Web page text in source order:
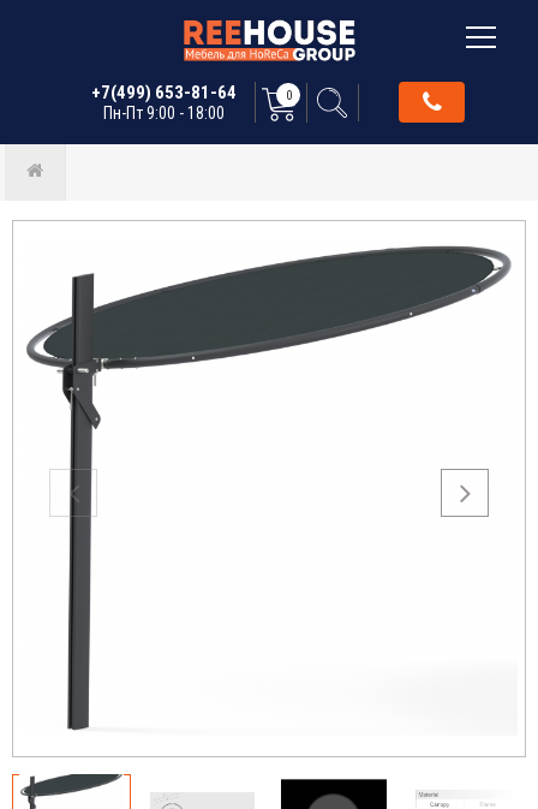
+7(499) 653-81-64
Пн-Пт 9:00 - 18:00
0